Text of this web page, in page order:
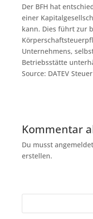
Der BFH hat
einer
kann. Dies führt zur
Unternehmens,
Betriebsstätte
Source: DATEV Steuer
Kommentar
Du musst
erstellen.